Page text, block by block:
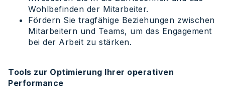
Wohlbefinden der Mitarbeiter.
Fördern Sie tragfähige Beziehungen zwischen
Mitarbeitern und Teams, um das Engagement
bei der Arbeit zu stärken.
Tools zur Optimierung Ihrer operativen
Performance